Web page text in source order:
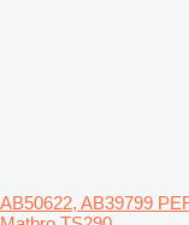
AB50622, AB39799